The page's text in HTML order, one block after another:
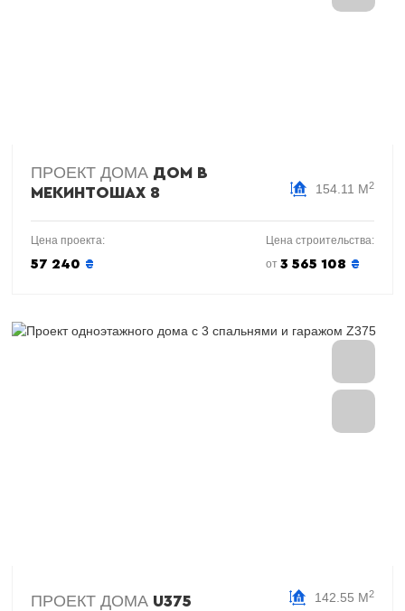
ПРОЕКТ ДОМА ДОМ В
МЕКИНТОШАХ 8
154.11 М2
Цена проекта:
57 240 ₴
Цена строительства:
от 3 565 108 ₴
ПРОЕКТ ДОМА U375 142.55 М2